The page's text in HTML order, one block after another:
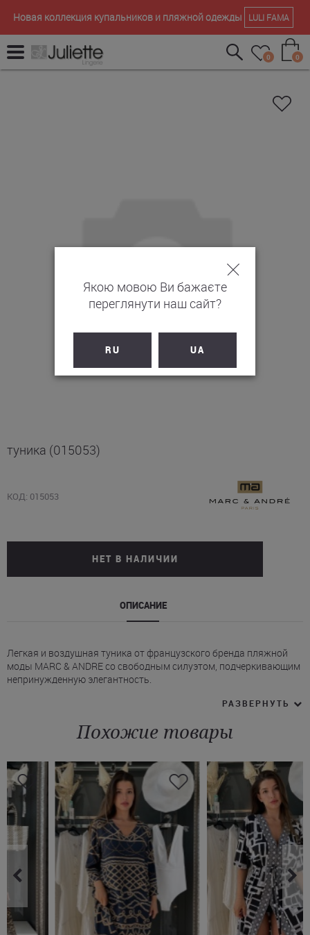
Новая коллекция купальников и пляжной одежды LULI FAMA
0 0
туника (015053)
КОД: 015053
НЕТ В НАЛИЧИИ
ОПИСАНИЕ
Легкая и воздушная туника от французского бренда пляжной
моды MARC & ANDRE со свободным силуэтом, подчеркивающим
непринужденную элегантность.
* Глубокий V-образный вырез визуально вытягивает силуэт.
легкости и свободы движений.
* Дополнена съемным поясом, который акцентирует внимание
на талии и позволяет варьировать посадку по фигуре.
* Изготовлена туника Марк Андре из прочного и неприхотливого
в уходе полиэстера.
Голубая туника MARC & ANDRE с оригинальным и продуманным
кроем подчеркивает достоинства любой фигуры. Оформить
покупку можно в онлайн-магазине пляжной моды Juliette, где
вас ждет большой выбор стильных решений. Доставку можем
оформить в Ивано-Франковск или Днепр, а также любой другой
РАЗВЕРНУТЬ
Похожие товары
Якою мовою Ви бажаєте
переглянути наш сайт?
RU UA